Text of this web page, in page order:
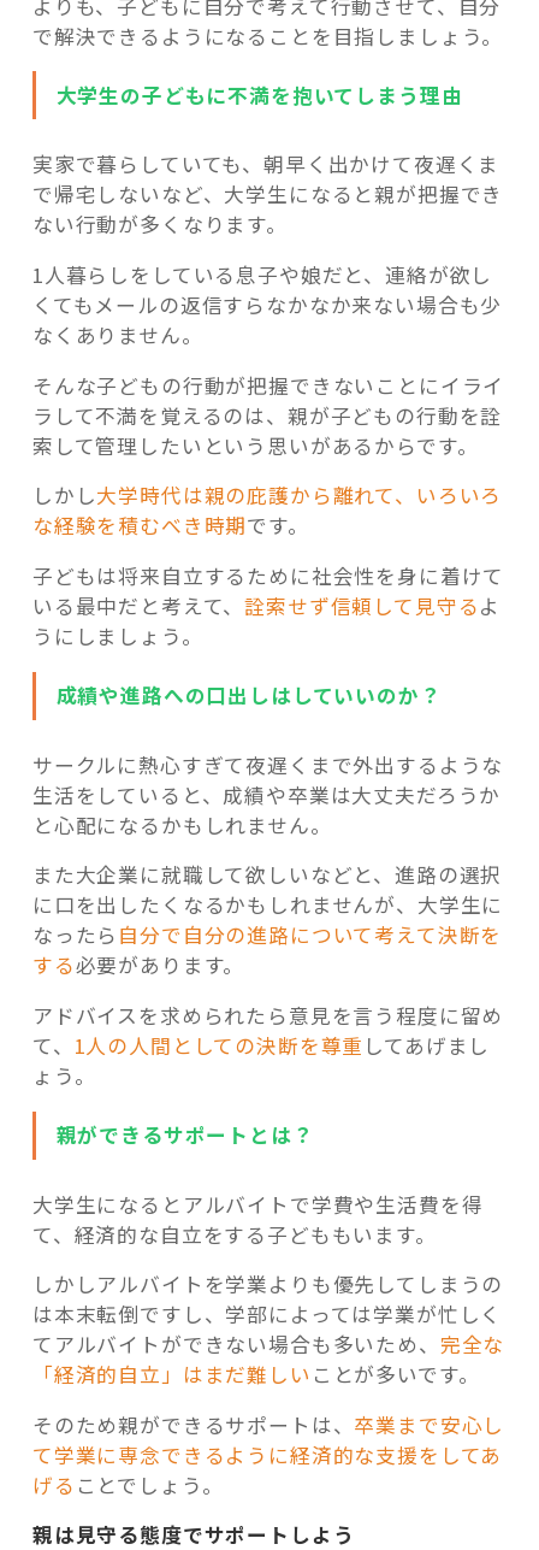
で解決できるようになることを目指しましょう。
大学生の子どもに不満を抱いてしまう理由
実家で暮らしていても、朝早く出かけて夜遅くま
で帰宅しないなど、大学生になると親が把握でき
ない行動が多くなります。
1人暮らしをしている息子や娘だと、連絡が欲し
くてもメールの返信すらなかなか来ない場合も少
なくありません。
そんな子どもの行動が把握できないことにイライ
ラして不満を覚えるのは、親が子どもの行動を詮
索して管理したいという思いがあるからです。
しかし大学時代は親の庇護から離れて、いろいろ
な経験を積むべき時期です。
子どもは将来自立するために社会性を身に着けて
いる最中だと考えて、詮索せず信頼して見守るよ
うにしましょう。
成績や進路への口出しはしていいのか？
サークルに熱心すぎて夜遅くまで外出するような
生活をしていると、成績や卒業は大丈夫だろうか
と心配になるかもしれません。
また大企業に就職して欲しいなどと、進路の選択
に口を出したくなるかもしれませんが、大学生に
なったら 自分で自分の進路について考えて決断を
する必要があります。
アドバイスを求められたら意見を言う程度に留め
て、 1人の人間としての決断を尊重 してあげまし
ょう。
親ができるサポートとは？
大学生になるとアルバイトで学費や生活費を得
て、経済的な自立をする子どももいます。
しかしアルバイトを学業よりも優先してしまうの
は本末転倒ですし、学部によっては学業が忙しく
てアルバイトができない場合も多いため、 完全な
「経済的自立」はまだ難しい ことが多いです。
そのため親ができるサポートは、 卒業まで安心し
て学業に専念できるように経済的な支援をしてあ
げる ことでしょう。
親は見守る態度でサポートしよう